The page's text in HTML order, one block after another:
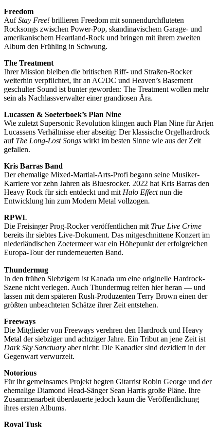
Freedom
AufStay Free! brillieren Freedom mit sonnendurchfluteten
Rocksongs zwischen Power-Pop, skandinavischem Garage- und
amerikanischem Heartland-Rock und bringen mit ihrem zweiten
Album den Frühling in Schwung.
The Treatment
Ihrer Mission bleiben die britischen Riff- und Straßen-Rocker
weiterhin verpflichtet, ihr an AC/DC und Heaven’s Basement
geschulter Sound ist bunter geworden: The Treatment wollen mehr
sein als Nachlassverwalter einer grandiosen Ära.
Lucassen & Soeterboek’s Plan Nine
Wie zuletzt Supersonic Revolution klingen auch Plan Nine für Arjen
Lucassens Verhältnisse eher abseitig: Der klassische Orgelhardrock
auf The Long-Lost Songs wirkt im besten Sinne wie aus der Zeit
gefallen.
Kris Barras Band
Der ehemalige Mixed-Martial-Arts-Profi begann seine Musiker-
Karriere vor zehn Jahren als Bluesrocker. 2022 hat Kris Barras den
Heavy Rock für sich entdeckt und mit Halo Effectnun die
Entwicklung hin zum Modern Metal vollzogen.
RPWL
Die Freisinger Prog-Rocker veröffentlichen mit True Live Crime
bereits ihr siebtes Live-Dokument. Das mitgeschnittene Konzert im
niederländischen Zoetermeer war ein Höhepunkt der erfolgreichen
Europa-Tour der runderneuerten Band.
Thundermug
In den frühen Siebzigern ist Kanada um eine originelle Hardrock-
Szene nicht verlegen. Auch Thundermug reifen hier heran — und
lassen mit dem späteren Rush-Produzenten Terry Brown einen der
größten unbeachteten Schätze ihrer Zeit entstehen.
Freeways
Die Mitglieder von Freeways verehren den Hardrock und Heavy
Metal der siebziger und achtziger Jahre. Ein Tribut an jene Zeit ist
Dark Sky Sanctuary aber nicht: Die Kanadier sind dezidiert in der
Gegenwart verwurzelt.
Notorious
Für ihr gemeinsames Projekt hegten Gitarrist Robin George und der
ehemalige Diamond Head-Sänger Sean Harris große Pläne. Ihre
Zusammenarbeit überdauerte jedoch kaum die Veröffentlichung
ihres ersten Albums.
Royal Tusk